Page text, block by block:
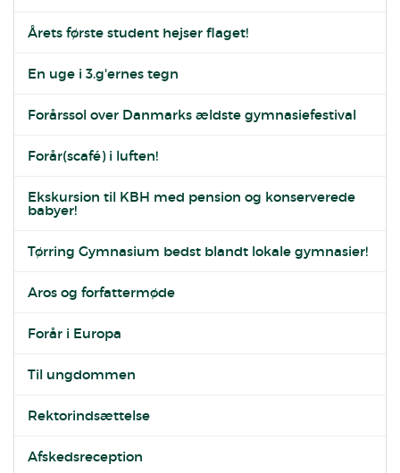
Årets første student hejser flaget!
En uge i 3.g'ernes tegn
Forårssol over Danmarks ældste gymnasiefestival
Forår(scafé) i luften!
Ekskursion til KBH med pension og konserverede
babyer!
Tørring Gymnasium bedst blandt lokale gymnasier!
Aros og forfattermøde
Forår i Europa
Til ungdommen
Rektorindsættelse
Afskedsreception